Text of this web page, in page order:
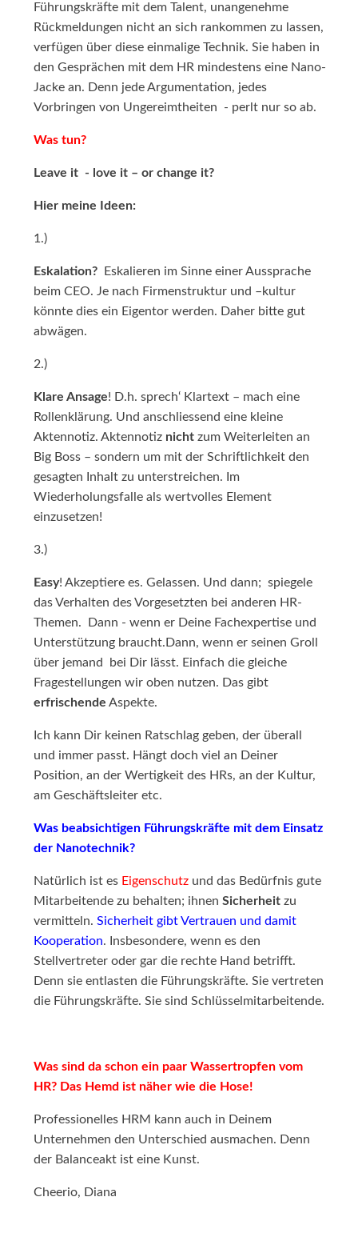
Führungskräfte mit dem Talent, unangenehme
Rückmeldungen nicht an sich rankommen zu lassen,
verfügen über diese einmalige Technik. Sie haben in
den Gesprächen mit dem HR mindestens eine Nano-
Jacke an. Denn jede Argumentation, jedes
Vorbringen von Ungereimtheiten - perlt nur so ab.
Was tun?
Leave it - love it – or change it?
Hier meine Ideen:
1.)
Eskalation? Eskalieren im Sinne einer Aussprache
beim CEO. Je nach Firmenstruktur und –kultur
könnte dies ein Eigentor werden. Daher bitte gut
abwägen.
2.)
Klare Ansage! D.h. sprech‘ Klartext – mach eine
Rollenklärung. Und anschliessend eine kleine
Aktennotiz. Aktennotiz nicht zum Weiterleiten an
Big Boss – sondern um mit der Schriftlichkeit den
gesagten Inhalt zu unterstreichen. Im
Wiederholungsfalle als wertvolles Element
einzusetzen!
3.)
Easy! Akzeptiere es. Gelassen. Und dann; spiegele
das Verhalten des Vorgesetzten bei anderen HR-
Themen. Dann - wenn er Deine Fachexpertise und
Unterstützung braucht.Dann, wenn er seinen Groll
über jemand bei Dir lässt. Einfach die gleiche
Fragestellungen wir oben nutzen. Das gibt
erfrischende Aspekte.
Ich kann Dir keinen Ratschlag geben, der überall
und immer passt. Hängt doch viel an Deiner
Position, an der Wertigkeit des HRs, an der Kultur,
am Geschäftsleiter etc.
Was beabsichtigen Führungskräfte mit dem Einsatz
der Nanotechnik?
Natürlich ist es Eigenschutz und das Bedürfnis gute
Mitarbeitende zu behalten; ihnen Sicherheit zu
vermitteln. Sicherheit gibt Vertrauen und damit
Kooperation. Insbesondere, wenn es den
Stellvertreter oder gar die rechte Hand betrifft.
Denn sie entlasten die Führungskräfte. Sie vertreten
die Führungskräfte. Sie sind Schlüsselmitarbeitende.
Was sind da schon ein paar Wassertropfen vom
HR? Das Hemd ist näher wie die Hose!
Professionelles HRM kann auch in Deinem
Unternehmen den Unterschied ausmachen. Denn
der Balanceakt ist eine Kunst.
Cheerio, Diana